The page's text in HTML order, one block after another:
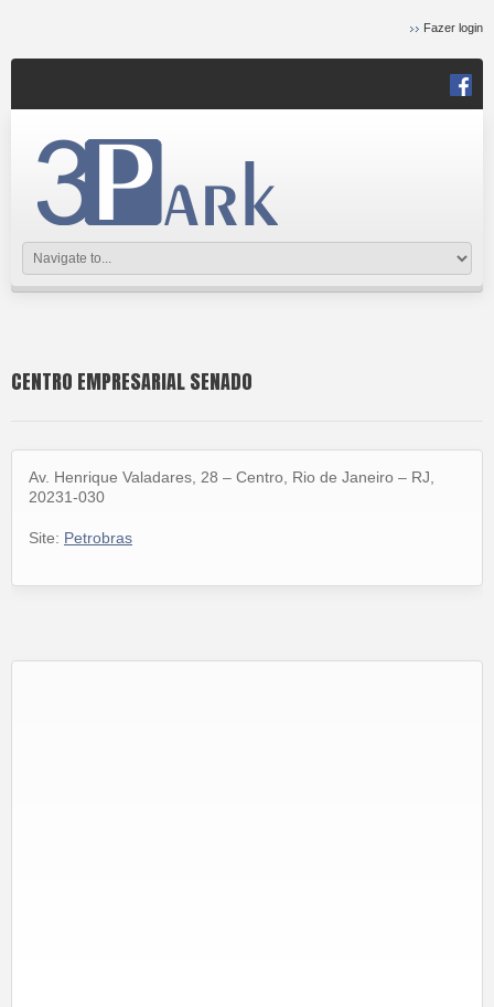
Fazer login
CENTRO EMPRESARIAL SENADO
Av. Henrique Valadares, 28 – Centro, Rio de Janeiro – RJ,
20231-030
Site: Petrobras